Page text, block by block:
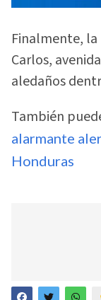
Finalmente, la
Carlos,
aledaños
También
alarmante
Honduras